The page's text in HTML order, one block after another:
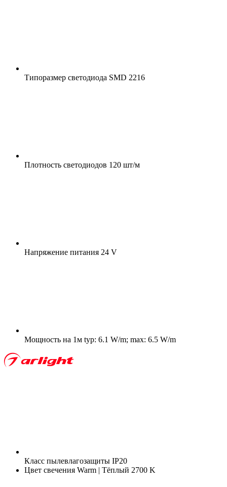
Типоразмер светодиода SMD 2216
Плотность светодиодов 120 шт/м
Напряжение питания 24 V
Мощность на 1м typ: 6.1 W/m; max: 6.5 W/m
Класс пылевлагозащиты IP20
Цвет свечения Warm | Тёплый 2700 K